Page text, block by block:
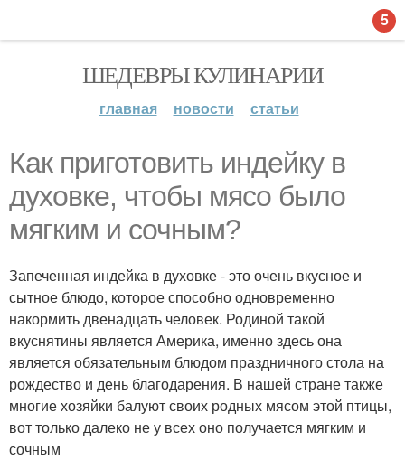
ШЕДЕВРЫ КУЛИНАРИИ
главная новости статьи
Как приготовить индейку в
духовке, чтобы мясо было
мягким и сочным?
Запеченная индейка в духовке - это очень вкусное и
сытное блюдо, которое способно одновременно
накормить двенадцать человек. Родиной такой
вкуснятины является Америка, именно здесь она
является обязательным блюдом праздничного стола на
рождество и день благодарения. В нашей стране также
многие хозяйки балуют своих родных мясом этой птицы,
вот только далеко не у всех оно получается мягким и
сочным
5